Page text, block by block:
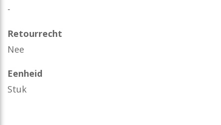
-
Retourrecht
Nee
Eenheid
Stuk